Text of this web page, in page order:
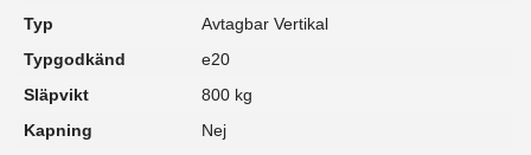
Typ
Avtagbar Vertikal
Typgodkänd
e20
Släpvikt
800 kg
Kapning
Nej